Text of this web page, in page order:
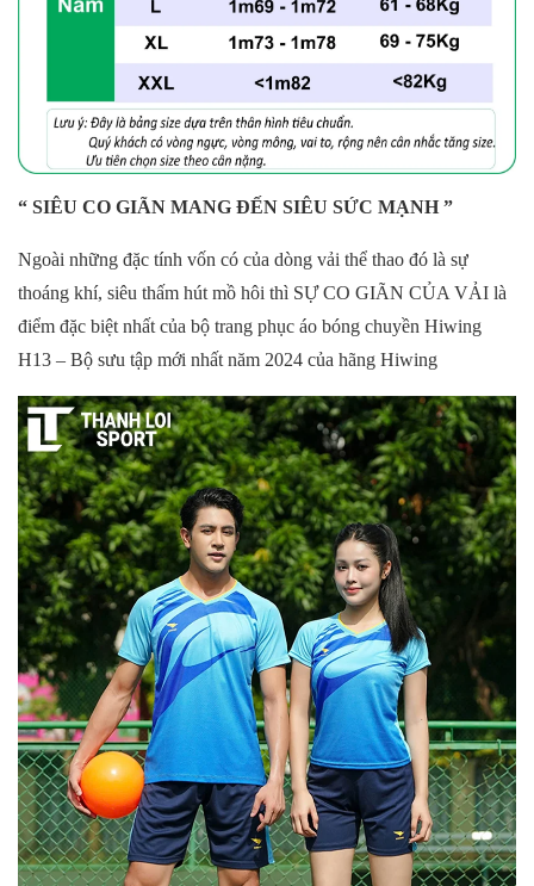
“ SIÊU CO GIÃN MANG ĐẾN SIÊU SỨC MẠNH ”
Ngoài những đặc tính vốn có của dòng vải thể thao đó là sự
thoáng khí, siêu thấm hút mồ hôi thì SỰ CO GIÃN CỦA VẢI là
điểm đặc biệt nhất của bộ trang phục áo bóng chuyền Hiwing
H13 – Bộ sưu tập mới nhất năm 2024 của hãng Hiwing